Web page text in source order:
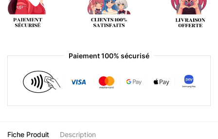
Paiement 100% sécurisé
Fiche Produit Description